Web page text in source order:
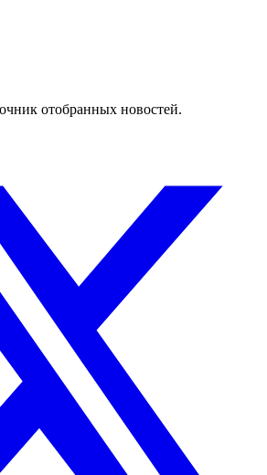
отобранных новостей.